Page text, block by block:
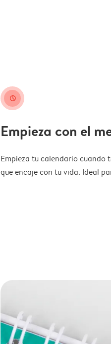
clock
Empieza con el
Empieza tu calendario cuando
que encaje con tu vida. Ideal